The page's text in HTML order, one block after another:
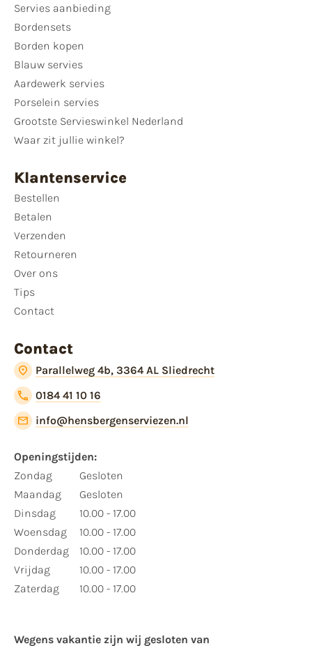
Servies aanbieding
Bordensets
Borden kopen
Blauw servies
Aardewerk servies
Porselein servies
Grootste Servieswinkel Nederland
Waar zit jullie winkel?
Klantenservice
Bestellen
Betalen
Verzenden
Retourneren
Over ons
Tips
Contact
Contact
Parallelweg 4b, 3364 AL Sliedrecht
0184 41 10 16
info@hensbergenserviezen.nl
Openingstijden:
Zondag
Maandag
Dinsdag
Woensdag
Donderdag
Vrijdag
Zaterdag
Gesloten
Gesloten
10.00 - 17.00
10.00 - 17.00
10.00 - 17.00
10.00 - 17.00
10.00 - 17.00
Wegens vakantie zijn wij gesloten van ​